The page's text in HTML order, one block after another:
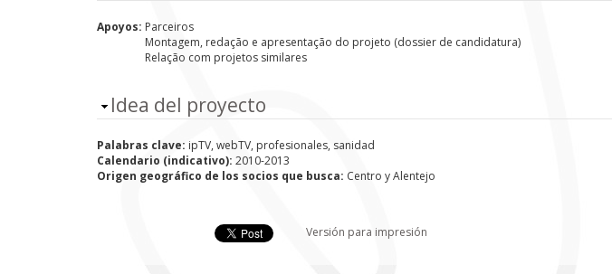
Apoyos: Parceiros
Montagem, redação e apresentação do projeto (dossier de candidatura)
Relação com projetos similares
Ocultar
Idea del proyecto
Palabras clave: ipTV, webTV, profesionales, sanidad
Calendario (indicativo): 2010-2013
Origen geográfico de los socios que busca: Centro y Alentejo
Versión para impresión